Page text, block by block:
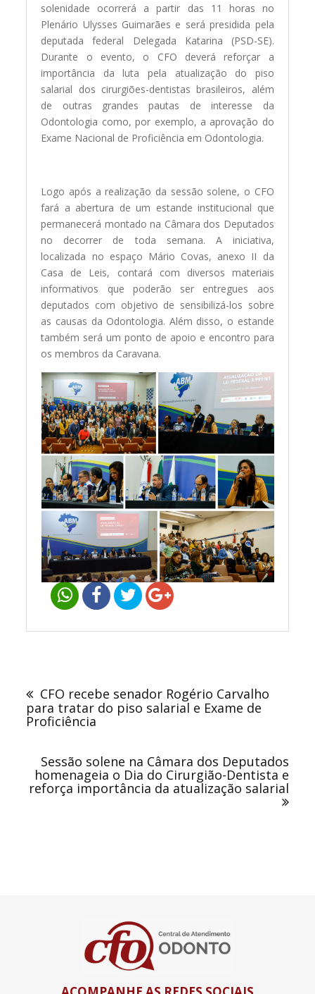
solenidade ocorrerá a partir das 11 horas no
Plenário Ulysses Guimarães e será presidida pela
deputada federal Delegada Katarina (PSD-SE).
Durante o evento, o CFO deverá reforçar a
importância da luta pela atualização do piso
salarial dos cirurgiões-dentistas brasileiros, além
de outras grandes pautas de interesse da
Odontologia como, por exemplo, a aprovação do
Exame Nacional de Proficiência em Odontologia.
Logo após a realização da sessão solene, o CFO
fará a abertura de um estande institucional que
permanecerá montado na Câmara dos Deputados
no decorrer de toda semana. A iniciativa,
localizada no espaço Mário Covas, anexo II da
Casa de Leis, contará com diversos materiais
informativos que poderão ser entregues aos
deputados com objetivo de sensibilizá-los sobre
as causas da Odontologia. Além disso, o estande
também será um ponto de apoio e encontro para
os membros da Caravana.
PostCFO recebe senador Rogério Carvalho
para tratar do piso salarial e Exame de
Proficiência
Sessão solene na Câmara dos Deputados
homenageia o Dia do Cirurgião-Dentista e
reforça importância da atualização salarial